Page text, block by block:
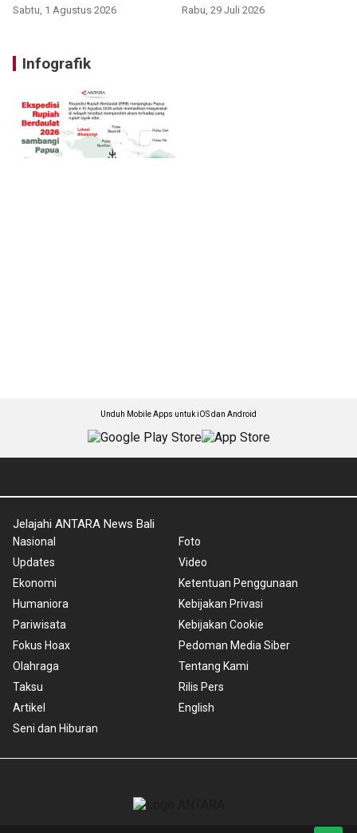
Sabtu, 1 Agustus 2026 Rabu, 29 Juli 2026
Infografik
Unduh Mobile Apps untuk iOS dan Android
Jelajahi ANTARA News Bali
Nasional
Updates
Ekonomi
Humaniora
Pariwisata
Fokus Hoax
Olahraga
Taksu
Artikel
Seni dan Hiburan
Foto
Video
Ketentuan Penggunaan
Kebijakan Privasi
Kebijakan Cookie
Pedoman Media Siber
Tentang Kami
Rilis Pers
English